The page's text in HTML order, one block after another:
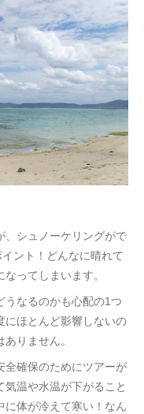
、シュノーケリングがで
ント！どんなに晴れて
ってしまいます。
うなるのかも心配の1つ
にほとんど影響しないの
りません。
全確保のためにツアーが
温や水温が下がること
に体が冷えて寒い！なん